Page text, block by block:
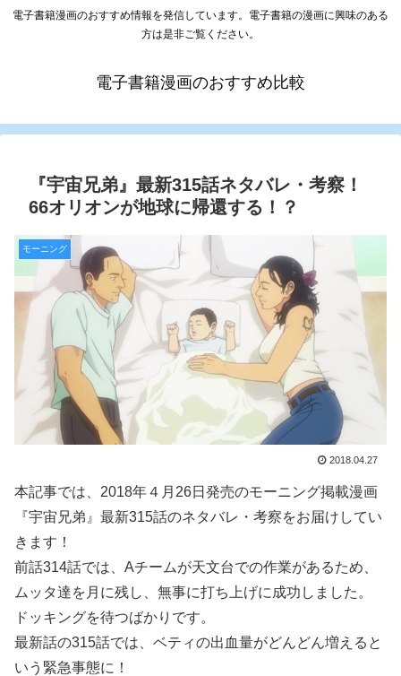
電子書籍漫画のおすすめ情報を発信しています。電子書籍の漫画に興味のある
方は是非ご覧ください。
電子書籍漫画のおすすめ比較
『宇宙兄弟』最新315話ネタバレ・考察！
66オリオンが地球に帰還する！？
モーニング
2018.04.27
本記事では、2018年４月26日発売のモーニング掲載漫画
『宇宙兄弟』最新315話のネタバレ・考察をお届けしてい
きます！
前話314話では、Aチームが天文台での作業があるため、
ムッタ達を月に残し、無事に打ち上げに成功しました。
ドッキングを待つばかりです。
最新話の315話では、ベティの出血量がどんどん増えると
いう緊急事態に！